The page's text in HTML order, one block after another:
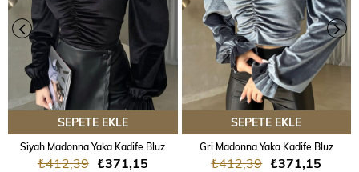
SEPETE EKLE
Siyah Madonna Yaka Kadife Bluz
₺371,15
₺412,39
SEPETE EKLE
Gri Madonna Yaka Kadife Bluz
₺371,15
₺412,39